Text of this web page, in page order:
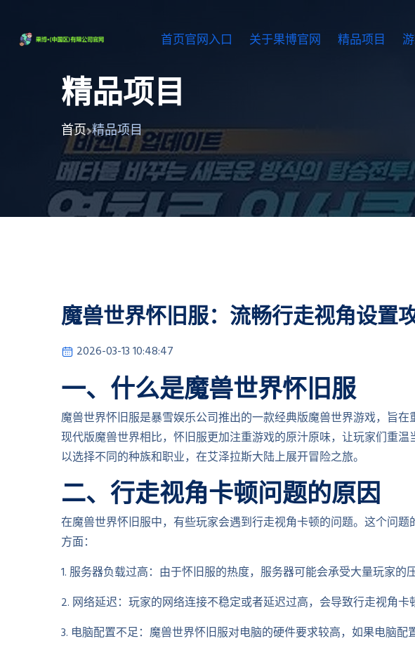
首页官网入口 关于果博官网 精品项目
精品项目
首页 精品项目
魔兽世界怀旧服：流畅行走视角设置
2026-03-13 10:48:47
一、什么是魔兽世界怀旧服
魔兽世界怀旧服是暴雪娱乐公司推出的一款经典版魔兽世界游戏，旨
现代版魔兽世界相比，怀旧服更加注重游戏的原汁原味，让玩家们重
以选择不同的种族和职业，在艾泽拉斯大陆上展开冒险之旅。
二、行走视角卡顿问题的原因
在魔兽世界怀旧服中，有些玩家会遇到行走视角卡顿的问题。这个问
方面：
1. 服务器负载过高：由于怀旧服的热度，服务器可能会承受大量玩家的
2. 网络延迟：玩家的网络连接不稳定或者延迟过高，会导致行走视角卡
3. 电脑配置不足：魔兽世界怀旧服对电脑的硬件要求较高，如果电脑配